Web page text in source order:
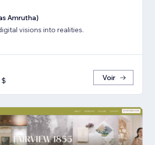
Amrutha)
visions into realities.
$
Voir